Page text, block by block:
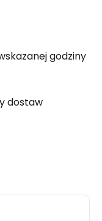
godziny
dostaw